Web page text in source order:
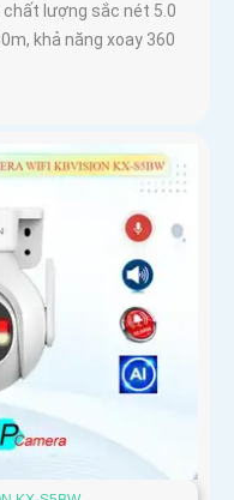
chất lượng sắc nét 5.0
khả năng xoay 360